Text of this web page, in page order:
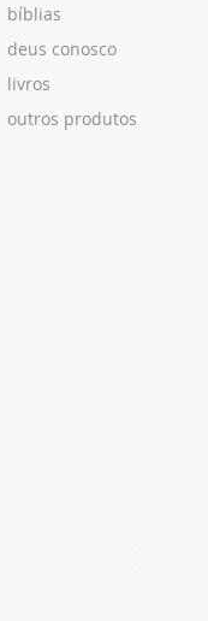
bíblias
deus conosco
livros
outros produtos